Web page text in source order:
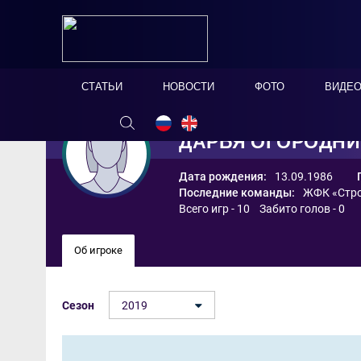
СТАТЬИ НОВОСТИ ФОТО ВИДЕО
ДАРЬЯ
Дата рождения: 13.09.1986
Последние команды:
ЖФК
Всего игр - 10 Забито голов - 0
Об игроке
Сезон 2019